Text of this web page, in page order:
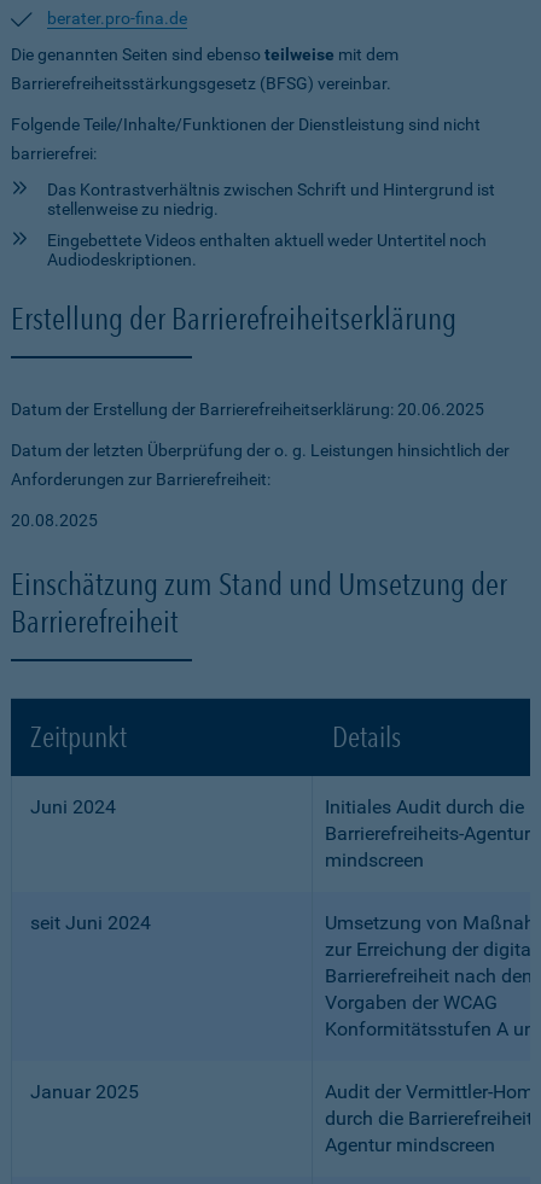
berater.pro-fina.de
Die genannten Seiten sind ebensoteilweise mit dem
Barrierefreiheitsstärkungsgesetz (BFSG) vereinbar.
Folgende Teile/Inhalte/Funktionen der Dienstleistung sind nicht
barrierefrei:
Das Kontrastverhältnis zwischen Schrift und Hintergrund ist
stellenweise zu niedrig.
Eingebettete Videos enthalten aktuell weder Untertitel noch
Audiodeskriptionen.
Erstellung der Barrierefreiheitserklärung
Datum der Erstellung der Barrierefreiheitserklärung: 20.06.2025
Datum der letzten Überprüfung der o. g. Leistungen hinsichtlich der
Anforderungen zur Barrierefreiheit:
20.08.2025
Einschätzung zum Stand und Umsetzung der
Barrierefreiheit
Zeitpunkt Details
Juni 2024
Initiales Audit durch die
Barrierefreiheits-Agentur
mindscreen
seit Juni 2024
Umsetzung von
zur Erreichung der
Barrierefreiheit nach den
Vorgaben der WCAG
Konformitätsstufen A
Januar 2025
Audit der Vermittler-
durch die
Agentur mindscreen